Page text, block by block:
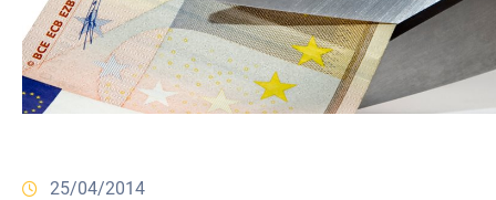
25/04/2014